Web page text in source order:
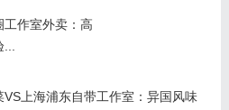
工作室外卖：高
VS上海浦东自带工作室：异国风味